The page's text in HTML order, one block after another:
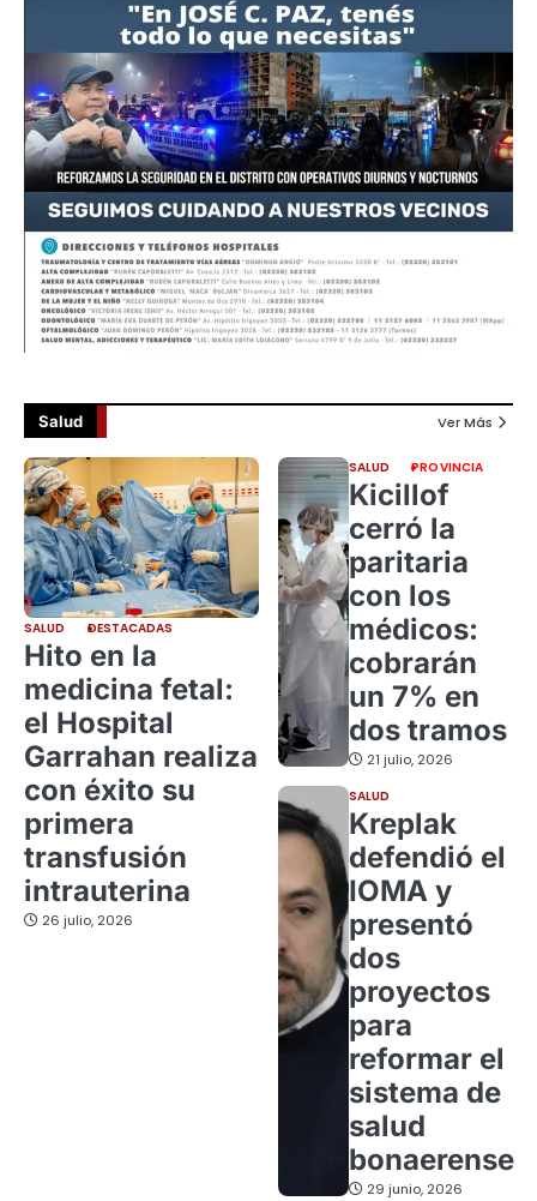
Salud Ver Más
SALUD DESTACADAS
Hito en la
medicina fetal:
el Hospital
Garrahan realiza
con éxito su
primera
transfusión
intrauterina
26 julio, 2026
SALUD PROVINCIA
Kicillof
cerró la
paritaria
con los
médicos:
cobrarán
un 7% en
dos tramos
21 julio, 2026
SALUD
Kreplak
defendió el
IOMA y
presentó
dos
proyectos
para
reformar el
sistema de
salud
bonaerense
29 junio, 2026